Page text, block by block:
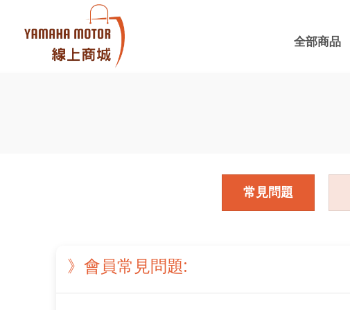
全部商品
常見問題
》會員常見問題: